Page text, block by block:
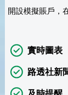
開設模擬賬戶，
實時圖表
路透社新
及時提醒